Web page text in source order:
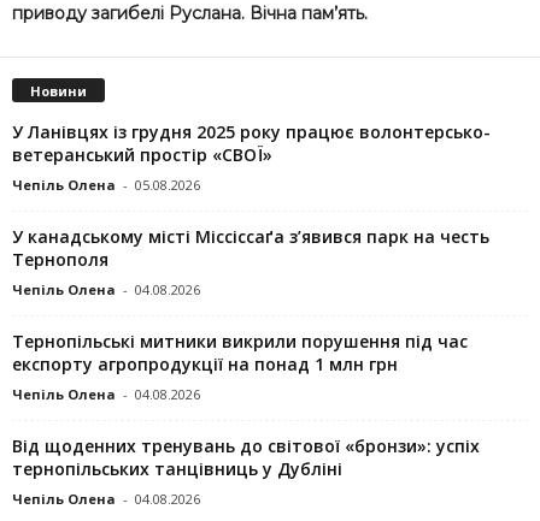
приводу загибелі Руслана. Вічна пам’ять.
Новини
У Ланівцях із грудня 2025 року працює волонтерсько-
ветеранський простір «СВОЇ»
Чепіль Олена - 05.08.2026
У канадському місті Міссіссаґа з’явився парк на честь
Тернополя
Чепіль Олена - 04.08.2026
Тернопільські митники викрили порушення під час
експорту агропродукції на понад 1 млн грн
Чепіль Олена - 04.08.2026
Від щоденних тренувань до світової «бронзи»: успіх
тернопільських танцівниць у Дубліні
Чепіль Олена - 04.08.2026